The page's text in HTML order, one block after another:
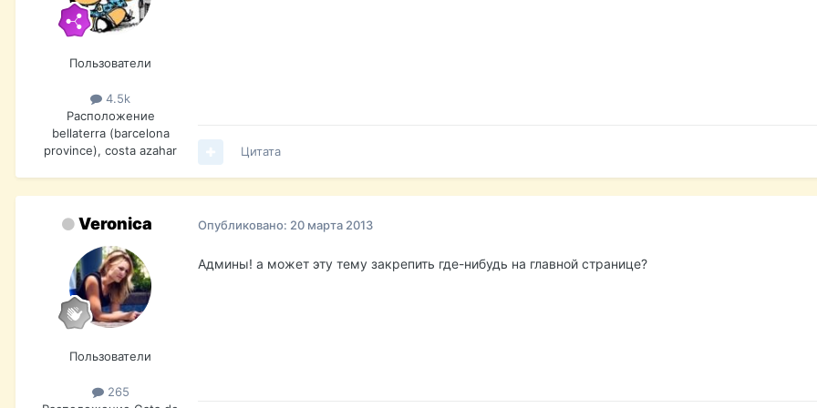
Пользователи
4.5k
Расположение
bellaterra (barcelona
province), costa azahar
Цитата
Veronica
Пользователи
265
Опубликовано: 20 марта 2013
Админы! а может эту тему закрепить где-нибудь на главной странице?